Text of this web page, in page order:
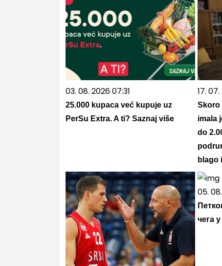
03. 08. 2026 07:31
25.000 kupaca već kupuje uz
PerSu Extra. A ti? Saznaj više
17.
Skoro
imala
do
blago
05.
чега